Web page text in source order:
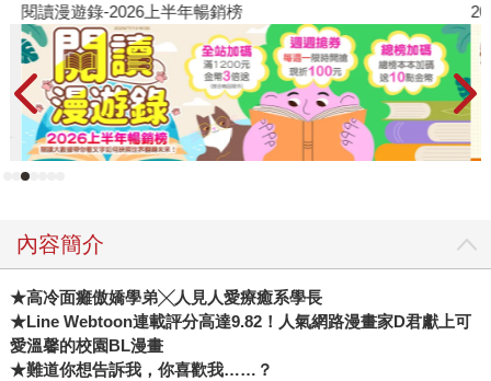
閱讀漫遊錄-2026上半年暢銷榜
內容簡介
★高冷面癱傲嬌學弟╳人見人愛療癒系學長
★Line Webtoon連載評分高達9.82！人氣網路漫畫家D君獻上可
愛溫馨的校園BL漫畫
★難道你想告訴我，你喜歡我……？